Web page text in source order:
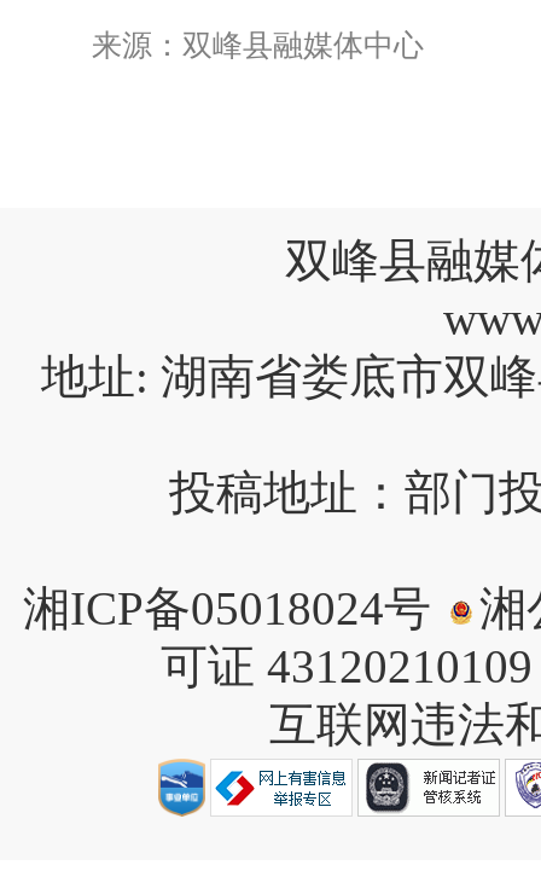
来源：双峰县融媒体中心
双峰县融媒
地址: 湖南省娄底市双
投稿地址：部门
湘ICP备05018024号
湘
可证
互联网违法